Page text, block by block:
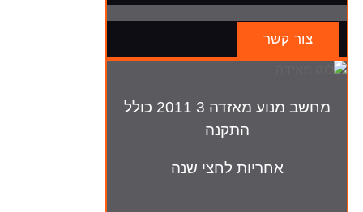
צור קשר
מחשב מנוע מאזדה 3 2011 כולל
התקנה
אחריות לחצי שנה